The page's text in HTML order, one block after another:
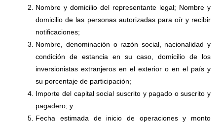
Nombre y domicilio del representante legal; Nombre y
domicilio de las personas autorizadas para oír y recibir
notificaciones;
Nombre, denominación o razón social, nacionalidad y
condición de estancia en su caso, domicilio de los
inversionistas extranjeros en el exterior o en el país y
su porcentaje de participación;
Importe del capital social suscrito y pagado o suscrito y
pagadero; y
Fecha estimada de inicio de operaciones y monto